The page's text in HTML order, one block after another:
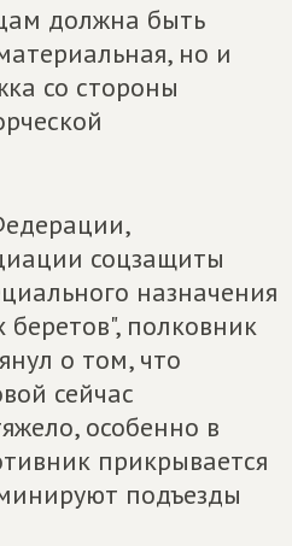
должна быть
но и
со стороны
соцзащиты
назначения
полковник
о том, что
сейчас
особенно в
прикрывается
подъезды